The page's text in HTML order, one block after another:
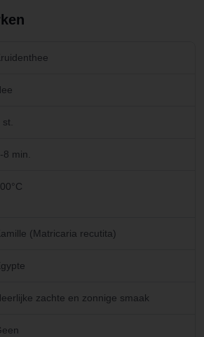
st.
8 min.
(Matricaria recutita)
zachte en zonnige smaak